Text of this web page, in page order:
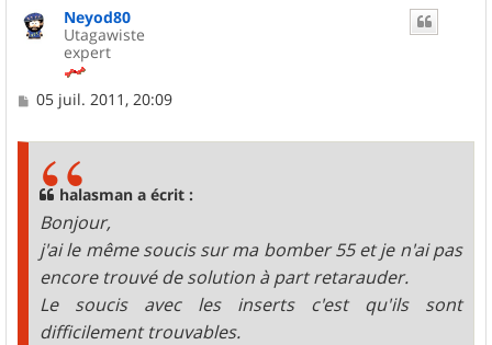
Neyod80
Utagawiste
expert
M
05 juil. 2011, 20:09
halasman a écrit :
Bonjour,
j'ai le même soucis sur ma bomber 55 et je n'ai pas
encore trouvé de solution à part retarauder.
Le soucis avec les inserts c'est qu'ils sont
difficilement trouvables.